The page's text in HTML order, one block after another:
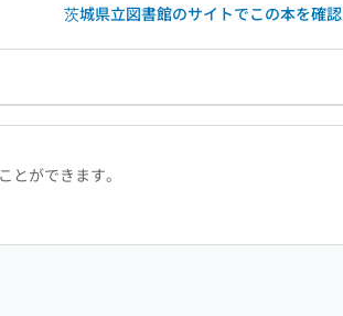
茨城県立図書館のサイトでこの本を確認
ができます。